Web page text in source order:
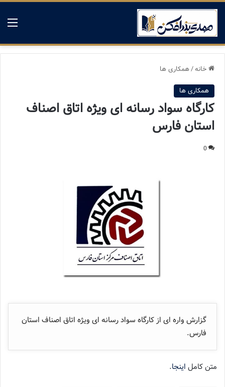
خانه/همکاری ها
همکاری ها
کارگاه سواد رسانه ای ویژه اتاق اصناف
استان فارس
0
گزارش واره ای از کارگاه سواد رسانه ای ویژه اتاق اصناف استان
فارس.
متن کامل اینجا.